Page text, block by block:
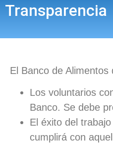
Transparencia
El Banco de
Los voluntarios
Banco. Se debe
El éxito del
cumplirá con